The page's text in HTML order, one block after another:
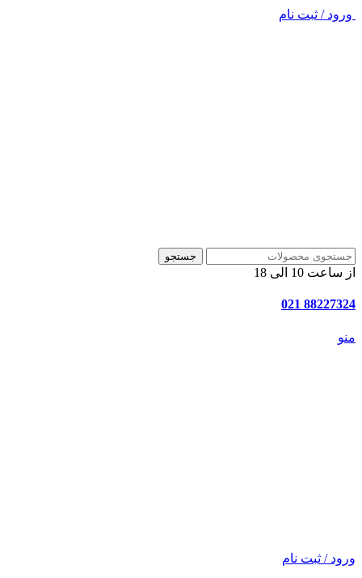
ورود / ثبت نام
جستجو
از ساعت 10 الی 18
88227324 021
منو
ورود / ثبت نام